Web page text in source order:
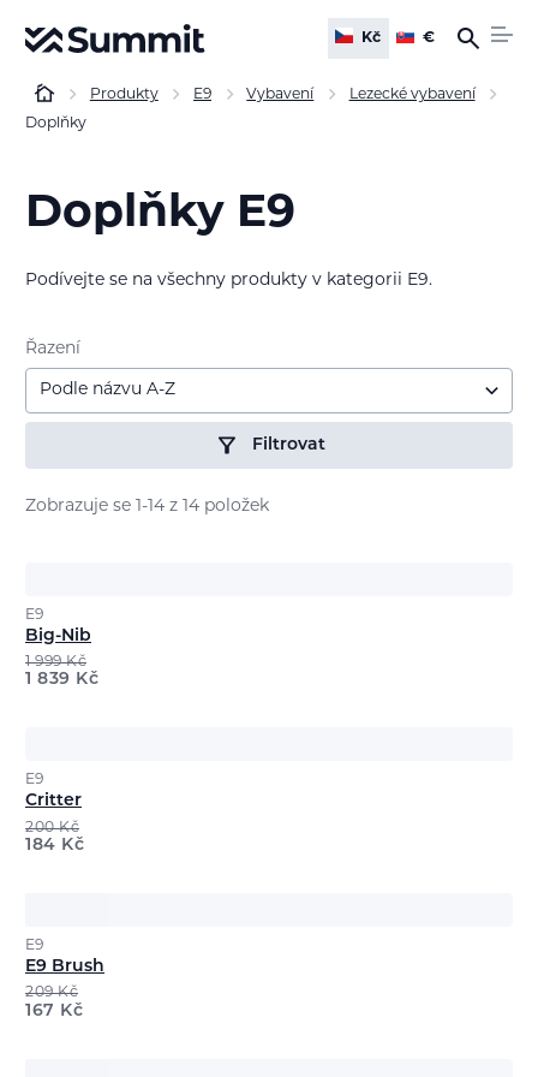
Kč €
Produkty E9 Vybavení
Lezecké vybavení
Doplňky
Doplňky E9
Podívejte se na všechny produkty v kategorii E9.
Řazení
Podle názvu A-Z
Filtrovat
Zobrazuje se 1-14 z 14 položek
E9
Big-Nib
1 999Kč
1 839 Kč
E9
Critter
200Kč
184 Kč
E9
E9 Brush
209Kč
167 Kč